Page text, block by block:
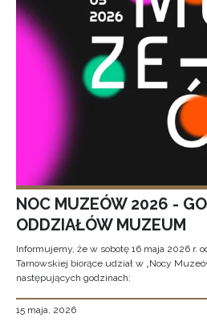
NOC MUZEÓW 2026 -
ODDZIAŁÓW MUZEUM
Informujemy, że w sobotę 16 maja 2026 r.
Tarnowskiej biorące udział w „Nocy
następujących godzinach:
15 maja, 2026